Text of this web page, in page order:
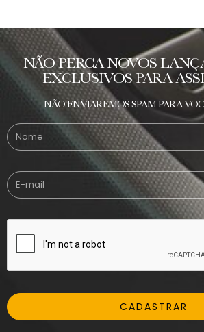
NÃO PERCA NOVOS
EXCLUSIVOS PARA
NÃO ENVIAREMOS SPAM PARA
CADASTRAR